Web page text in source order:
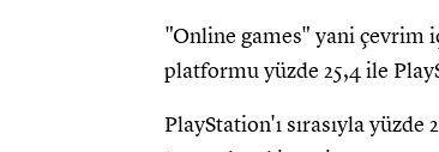
"Online games" yani çevrim
platformu yüzde 25,4 ile
PlayStation'ı sırasıyla